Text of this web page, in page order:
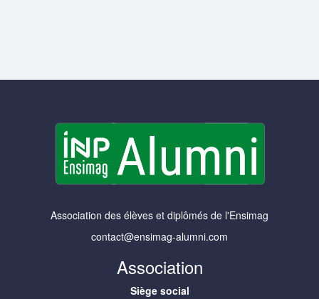
Association des élèves et diplômés de l'Ensimag
contact@ensimag-alumni.com
Association
Siège social